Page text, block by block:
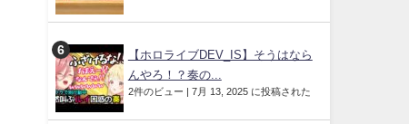
【ホロライブDEV_IS】そうはなら
んやろ！？奏の...
2件のビュー | 7月 13, 2025 に投稿された